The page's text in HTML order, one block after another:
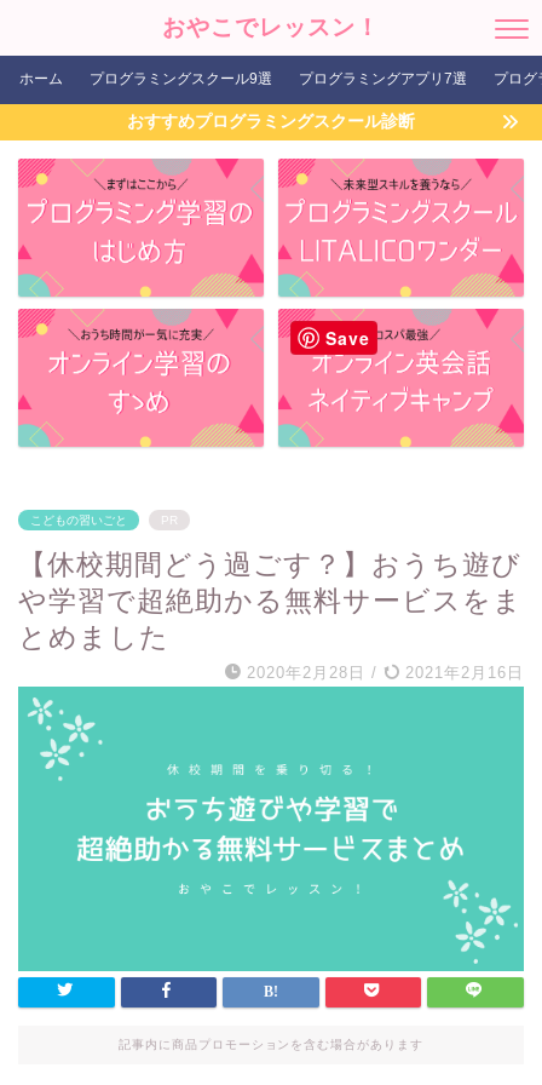
おやこでレッスン！
ホーム プログラミングスクール9選 プログラミングアプリ7選 プログ
おすすめプログラミングスクール診断
こどもの習いごと PR
【休校期間どう過ごす？】おうち遊び
や学習で超絶助かる無料サービスをま
とめました
2020年2月28日 / 2021年2月16日
記事内に商品プロモーションを含む場合があります
Save